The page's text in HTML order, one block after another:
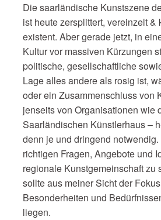
Die saarländische Kunstszene
ist heute zersplittert, vereinzelt &
existent. Aber gerade jetzt, in
Kultur vor massiven Kürzungen
politische, gesellschaftliche
Lage alles andere als rosig ist,
oder ein Zusammenschluss von
jenseits von Organisationen wie
Saarländischen Künstlerhaus –
denn je und dringend
richtigen Fragen, Angebote und
regionale Kunstgemeinschaft zu
sollte aus meiner Sicht der
Besonderheiten und
liegen.